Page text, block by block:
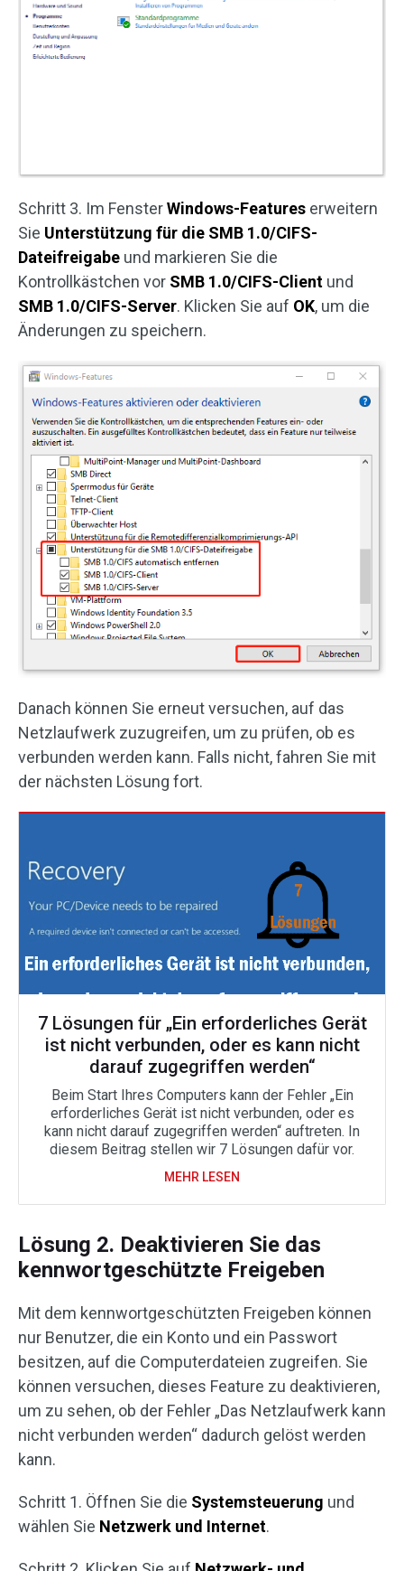
Schritt 3. Im FensterWindows-Features erweitern
Sie Unterstützung für die SMB 1.0/CIFS-
Dateifreigabe und markieren Sie die
Kontrollkästchen vor SMB 1.0/CIFS-Client und
SMB 1.0/CIFS-Server. Klicken Sie auf OK, um die
Änderungen zu speichern.
Danach können Sie erneut versuchen, auf das
Netzlaufwerk zuzugreifen, um zu prüfen, ob es
verbunden werden kann. Falls nicht, fahren Sie mit
der nächsten Lösung fort.
7 Lösungen für „Ein erforderliches Gerät
ist nicht verbunden, oder es kann nicht
darauf zugegriffen werden“
Beim Start Ihres Computers kann der Fehler „Ein
erforderliches Gerät ist nicht verbunden, oder es
kann nicht darauf zugegriffen werden“ auftreten. In
diesem Beitrag stellen wir 7 Lösungen dafür vor.
MEHR LESEN
Lösung 2. Deaktivieren Sie das
kennwortgeschützte Freigeben
Mit dem kennwortgeschützten Freigeben können
nur Benutzer, die ein Konto und ein Passwort
besitzen, auf die Computerdateien zugreifen. Sie
können versuchen, dieses Feature zu deaktivieren,
um zu sehen, ob der Fehler „Das Netzlaufwerk kann
nicht verbunden werden“ dadurch gelöst werden
kann.
Schritt 1. Öffnen Sie die Systemsteuerung und
wählen Sie Netzwerk und Internet.